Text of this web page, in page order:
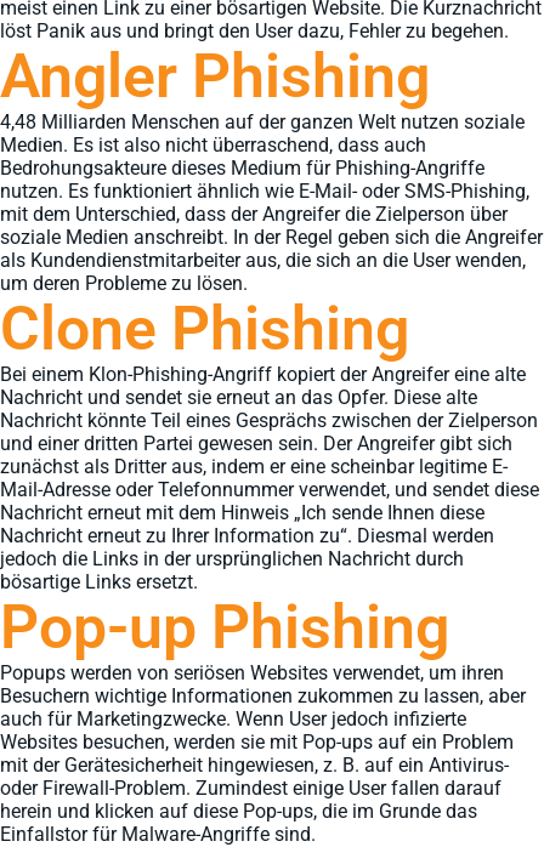
meist einen Link zu einer bösartigen Website. Die Kurznachricht
löst Panik aus und bringt den User dazu, Fehler zu begehen.
Angler Phishing
4,48 Milliarden Menschen auf der ganzen Welt nutzen soziale
Medien. Es ist also nicht überraschend, dass auch
Bedrohungsakteure dieses Medium für Phishing-Angriffe
nutzen. Es funktioniert ähnlich wie E-Mail- oder SMS-Phishing,
mit dem Unterschied, dass der Angreifer die Zielperson über
soziale Medien anschreibt. In der Regel geben sich die Angreifer
als Kundendienstmitarbeiter aus, die sich an die User wenden,
um deren Probleme zu lösen.
Clone Phishing
Bei einem Klon-Phishing-Angriff kopiert der Angreifer eine alte
Nachricht und sendet sie erneut an das Opfer. Diese alte
Nachricht könnte Teil eines Gesprächs zwischen der Zielperson
und einer dritten Partei gewesen sein. Der Angreifer gibt sich
zunächst als Dritter aus, indem er eine scheinbar legitime E-
Mail-Adresse oder Telefonnummer verwendet, und sendet diese
Nachricht erneut mit dem Hinweis „Ich sende Ihnen diese
Nachricht erneut zu Ihrer Information zu“. Diesmal werden
jedoch die Links in der ursprünglichen Nachricht durch
bösartige Links ersetzt.
Pop-up Phishing
Popups werden von seriösen Websites verwendet, um ihren
Besuchern wichtige Informationen zukommen zu lassen, aber
auch für Marketingzwecke. Wenn User jedoch infizierte
Websites besuchen, werden sie mit Pop-ups auf ein Problem
mit der Gerätesicherheit hingewiesen, z. B. auf ein Antivirus-
oder Firewall-Problem. Zumindest einige User fallen darauf
herein und klicken auf diese Pop-ups, die im Grunde das
Einfallstor für Malware-Angriffe sind.